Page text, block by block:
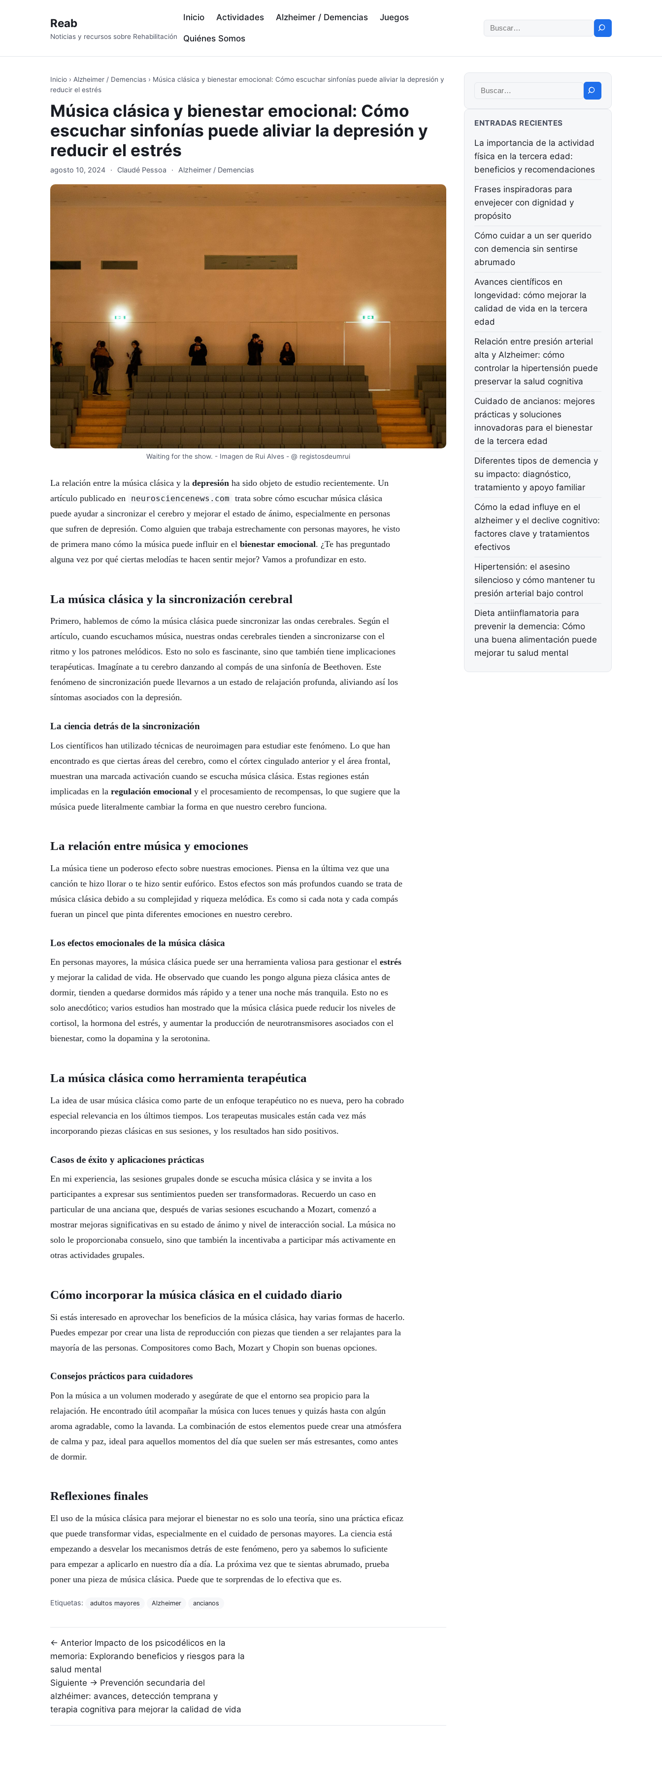
Reab
Noticias y recursos sobre Rehabilitación
Inicio Actividades Alzheimer / Demencias Juegos
Quiénes Somos Buscar:
Inicio › Alzheimer / Demencias › Música clásica y bienestar emocional: Cómo escuchar sinfonías puede aliviar la depresión y
reducir el estrés
Música clásica y bienestar emocional: Cómo
escuchar sinfonías puede aliviar la depresión y
reducir el estrés
agosto 10, 2024 · Claudé Pessoa · Alzheimer / Demencias
Waiting for the show. - Imagen de Rui Alves - @ registosdeumrui
La relación entre la música clásica y la depresión ha sido objeto de estudio recientemente. Un
artículo publicado en
neurosciencenews.com
trata sobre cómo escuchar música clásica
puede ayudar a sincronizar el cerebro y mejorar el estado de ánimo, especialmente en personas
que sufren de depresión. Como alguien que trabaja estrechamente con personas mayores, he visto
de primera mano cómo la música puede influir en el bienestar emocional. ¿Te has preguntado
alguna vez por qué ciertas melodías te hacen sentir mejor? Vamos a profundizar en esto.
La música clásica y la sincronización cerebral
Primero, hablemos de cómo la música clásica puede sincronizar las ondas cerebrales. Según el
artículo, cuando escuchamos música, nuestras ondas cerebrales tienden a sincronizarse con el
ritmo y los patrones melódicos. Esto no solo es fascinante, sino que también tiene implicaciones
terapéuticas. Imagínate a tu cerebro danzando al compás de una sinfonía de Beethoven. Este
fenómeno de sincronización puede llevarnos a un estado de relajación profunda, aliviando así los
síntomas asociados con la depresión.
La ciencia detrás de la sincronización
Los científicos han utilizado técnicas de neuroimagen para estudiar este fenómeno. Lo que han
encontrado es que ciertas áreas del cerebro, como el córtex cingulado anterior y el área frontal,
muestran una marcada activación cuando se escucha música clásica. Estas regiones están
implicadas en la regulación emocional y el procesamiento de recompensas, lo que sugiere que la
música puede literalmente cambiar la forma en que nuestro cerebro funciona.
La relación entre música y emociones
La música tiene un poderoso efecto sobre nuestras emociones. Piensa en la última vez que una
canción te hizo llorar o te hizo sentir eufórico. Estos efectos son más profundos cuando se trata de
música clásica debido a su complejidad y riqueza melódica. Es como si cada nota y cada compás
fueran un pincel que pinta diferentes emociones en nuestro cerebro.
Los efectos emocionales de la música clásica
En personas mayores, la música clásica puede ser una herramienta valiosa para gestionar el estrés
y mejorar la calidad de vida. He observado que cuando les pongo alguna pieza clásica antes de
dormir, tienden a quedarse dormidos más rápido y a tener una noche más tranquila. Esto no es
solo anecdótico; varios estudios han mostrado que la música clásica puede reducir los niveles de
cortisol, la hormona del estrés, y aumentar la producción de neurotransmisores asociados con el
bienestar, como la dopamina y la serotonina.
La música clásica como herramienta terapéutica
La idea de usar música clásica como parte de un enfoque terapéutico no es nueva, pero ha cobrado
especial relevancia en los últimos tiempos. Los terapeutas musicales están cada vez más
incorporando piezas clásicas en sus sesiones, y los resultados han sido positivos.
Casos de éxito y aplicaciones prácticas
En mi experiencia, las sesiones grupales donde se escucha música clásica y se invita a los
participantes a expresar sus sentimientos pueden ser transformadoras. Recuerdo un caso en
particular de una anciana que, después de varias sesiones escuchando a Mozart, comenzó a
mostrar mejoras significativas en su estado de ánimo y nivel de interacción social. La música no
solo le proporcionaba consuelo, sino que también la incentivaba a participar más activamente en
otras actividades grupales.
Cómo incorporar la música clásica en el cuidado diario
Si estás interesado en aprovechar los beneficios de la música clásica, hay varias formas de hacerlo.
Puedes empezar por crear una lista de reproducción con piezas que tienden a ser relajantes para la
mayoría de las personas. Compositores como Bach, Mozart y Chopin son buenas opciones.
Consejos prácticos para cuidadores
Pon la música a un volumen moderado y asegúrate de que el entorno sea propicio para la
relajación. He encontrado útil acompañar la música con luces tenues y quizás hasta con algún
aroma agradable, como la lavanda. La combinación de estos elementos puede crear una atmósfera
de calma y paz, ideal para aquellos momentos del día que suelen ser más estresantes, como antes
de dormir.
Reflexiones finales
El uso de la música clásica para mejorar el bienestar no es solo una teoría, sino una práctica eficaz
que puede transformar vidas, especialmente en el cuidado de personas mayores. La ciencia está
empezando a desvelar los mecanismos detrás de este fenómeno, pero ya sabemos lo suficiente
para empezar a aplicarlo en nuestro día a día. La próxima vez que te sientas abrumado, prueba
poner una pieza de música clásica. Puede que te sorprendas de lo efectiva que es.
Etiquetas: adultos mayores Alzheimer ancianos
Navegación de entradas
← Anterior Impacto de los psicodélicos en la
memoria: Explorando beneficios y riesgos para la
salud mental
Siguiente → Prevención secundaria del
alzhéimer: avances, detección temprana y
terapia cognitiva para mejorar la calidad de vida
Buscar:
ENTRADAS RECIENTES
La importancia de la actividad
física en la tercera edad:
beneficios y recomendaciones
Frases inspiradoras para
envejecer con dignidad y
propósito
Cómo cuidar a un ser querido
con demencia sin sentirse
abrumado
Avances científicos en
longevidad: cómo mejorar la
calidad de vida en la tercera
edad
Relación entre presión arterial
alta y Alzheimer: cómo
controlar la hipertensión puede
preservar la salud cognitiva
Cuidado de ancianos: mejores
prácticas y soluciones
innovadoras para el bienestar
de la tercera edad
Diferentes tipos de demencia y
su impacto: diagnóstico,
tratamiento y apoyo familiar
Cómo la edad influye en el
alzheimer y el declive cognitivo:
factores clave y tratamientos
efectivos
Hipertensión: el asesino
silencioso y cómo mantener tu
presión arterial bajo control
Dieta antiinflamatoria para
prevenir la demencia: Cómo
una buena alimentación puede
mejorar tu salud mental